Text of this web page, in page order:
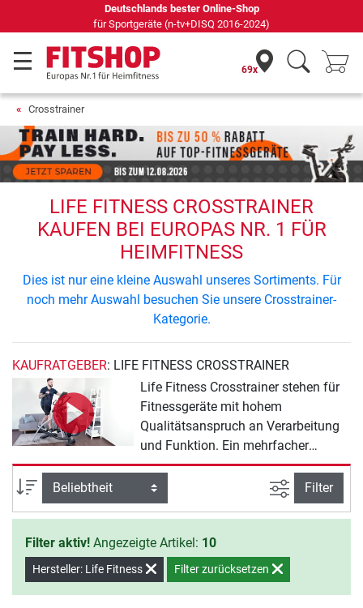
tv+DISQ 2016-2024)
69 Fachmärkte vor Ort
69x
Crosstrainer
LIFE FITNESS CROSSTRAINER
KAUFEN BEI EUROPAS NR. 1 FÜR
HEIMFITNESS
Dies ist nur eine kleine Auswahl unseres Sortiments. Für
noch mehr Auswahl besuchen Sie unsere Crosstrainer-
Kategorie.
KAUFRATGEBER: LIFE FITNESS CROSSTRAINER
Life Fitness Crosstrainer stehen für
Fitnessgeräte mit hohem
Qualitätsanspruch an Verarbeitung
und Funktion. Ein mehrfacher
Testsieger wie der Life Fitness X1
Crosstrainer beeindruckt durch
äußerst angenehme
Bewegungsqualität und hohe
Langlebigkeit. Die allseits bekannte
Studiomarke erfreut sich auch im
Heimbereich großer Beliebtheit.
Sortierung Ansicht
Filter
Filter aktiv! Angezeigte Artikel: 10
Hersteller: Life Fitness Filter zurücksetzen